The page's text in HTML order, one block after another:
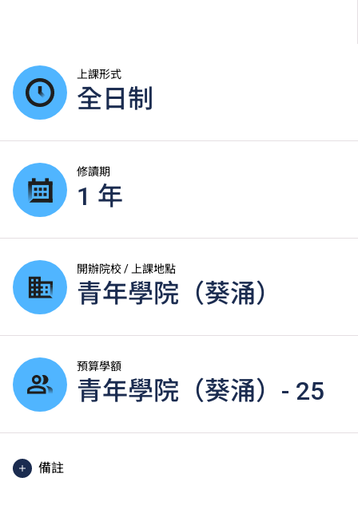
上課形式
全日制
修讀期
1 年
開辦院校 / 上課地點
青年學院（葵涌）
預算學額
青年學院（葵涌）- 25
備註